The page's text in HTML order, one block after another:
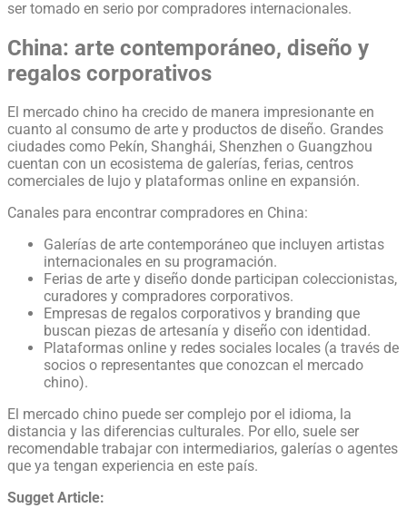
ser tomado en serio por compradores internacionales.
China: arte contemporáneo, diseño y
regalos corporativos
El mercado chino ha crecido de manera impresionante en
cuanto al consumo de arte y productos de diseño. Grandes
ciudades como Pekín, Shanghái, Shenzhen o Guangzhou
cuentan con un ecosistema de galerías, ferias, centros
comerciales de lujo y plataformas online en expansión.
Canales para encontrar compradores en China:
Galerías de arte contemporáneo que incluyen artistas
internacionales en su programación.
Ferias de arte y diseño donde participan coleccionistas,
curadores y compradores corporativos.
Empresas de regalos corporativos y branding que
buscan piezas de artesanía y diseño con identidad.
Plataformas online y redes sociales locales (a través de
socios o representantes que conozcan el mercado
chino).
El mercado chino puede ser complejo por el idioma, la
distancia y las diferencias culturales. Por ello, suele ser
recomendable trabajar con intermediarios, galerías o agentes
que ya tengan experiencia en este país.
Sugget Article: